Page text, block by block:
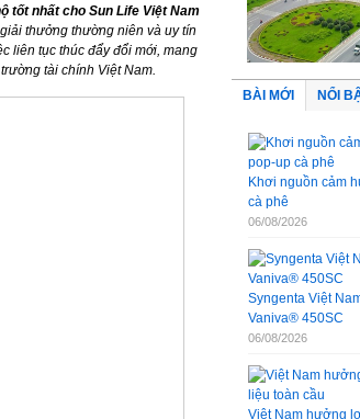
tốt nhất cho Sun Life Việt Nam
thưởng thường niên và uy tín
liên tục thúc đẩy đổi mới, mang
tài chính Việt Nam.
BÀI MỚI NỔI
Khơi nguồn cảm
cà phê
06/08/2026
Syngenta Việt
Vaniva® 450SC
06/08/2026
Việt Nam hưởng